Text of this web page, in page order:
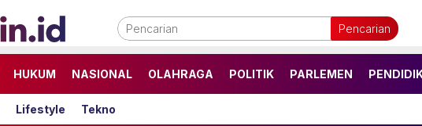
Pencarian
HUKUM NASIONAL OLAHRAGA POLITIK PARLEMEN
Lifestyle Tekno